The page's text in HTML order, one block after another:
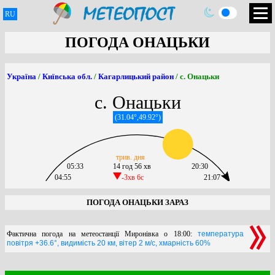
RU
ПОГОДА ОНАЦЬКИ
Україна / Київська обл. / Кагарлицький район / с. Онацьки
с. Онацьки
(31.04°,49.92°)
04:55
05:33
14 год 56 хв
-3хв 6c
трив. дня
21:07
20:30
ПОГОДА ОНАЦЬКИ ЗАРАЗ
Фактична погода на метеостанції Миронівка о 18:00: температура
повітря +36.6°, видимість 20 км, вітер 2 м/с, хмарність 60%